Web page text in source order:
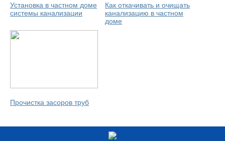
Установка в частном доме
системы канализации
Как откачивать и очищать
канализацию в частном
доме
Прочистка засоров труб